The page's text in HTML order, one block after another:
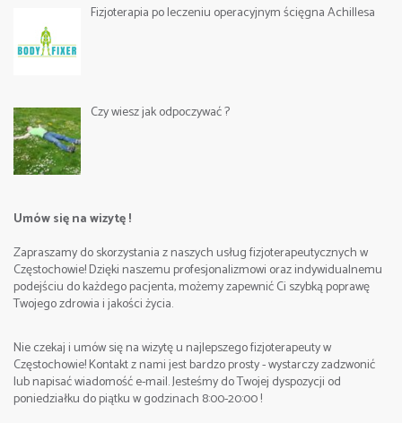
Fizjoterapia po leczeniu operacyjnym ścięgna Achillesa
Czy wiesz jak odpoczywać ?
Umów się na wizytę !
Zapraszamy do skorzystania z naszych usług fizjoterapeutycznych w
Częstochowie! Dzięki naszemu profesjonalizmowi oraz indywidualnemu
podejściu do każdego pacjenta, możemy zapewnić Ci szybką poprawę
Twojego zdrowia i jakości życia.
Nie czekaj i umów się na wizytę u najlepszego fizjoterapeuty w
Częstochowie! Kontakt z nami jest bardzo prosty - wystarczy zadzwonić
lub napisać wiadomość e-mail. Jesteśmy do Twojej dyspozycji od
poniedziałku do piątku w godzinach 8:00-20:00 !